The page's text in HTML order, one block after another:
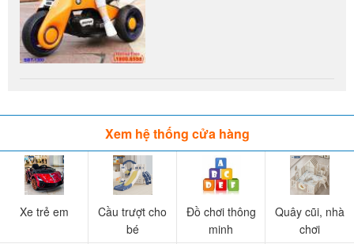
Xem hệ thống cửa hàng
Xe trẻ em
Cầu trượt cho
bé
Đồ chơi thông
minh
Quây cũi, nhà
chơi